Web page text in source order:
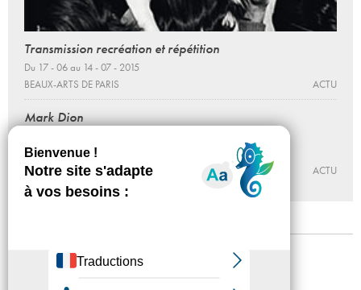
Transmission recréation et répétition
Du 17 - 06 au 14 - 07 - 2015
BEAUX-ARTS DE PARIS
ACTU
Mark Dion
14 - 04 - 2016, 18:00
BEAUX-ARTS DE PARIS
ACTU